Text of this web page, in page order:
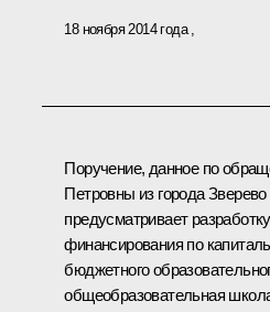
18 ноября 2014 года
Поручение, данное по
Петровны из города
предусматривает
финансирования по
бюджетного
общеобразовательная